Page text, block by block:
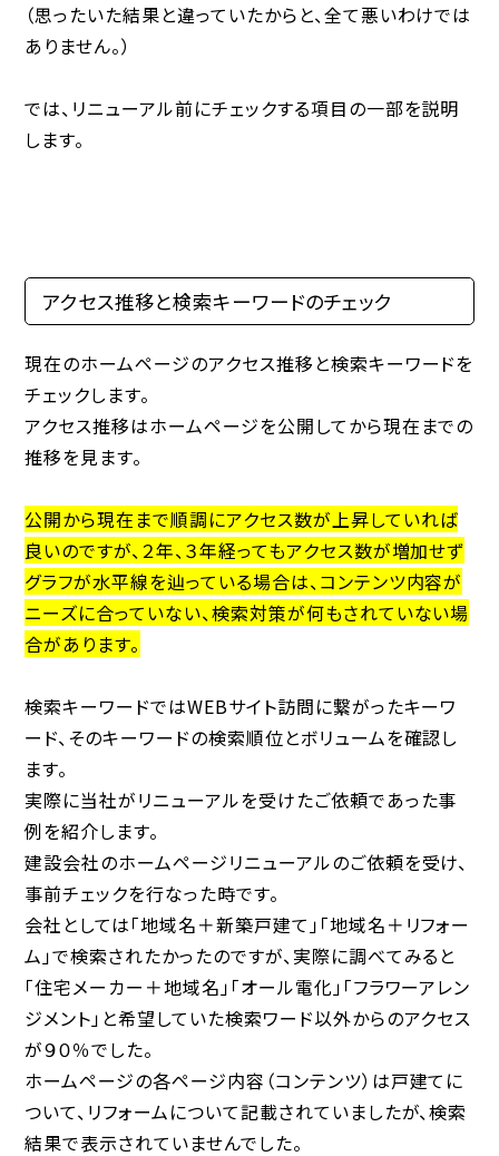
（思ったいた結果と違っていたからと、全て悪いわけでは
ありません。）
では、リニューアル前にチェックする項目の一部を説明
します。
アクセス推移と検索キーワードのチェック
現在のホームページのアクセス推移と検索キーワードを
チェックします。
アクセス推移はホームページを公開してから現在までの
推移を見ます。
公開から現在まで順調にアクセス数が上昇していれば
良いのですが、２年、３年経ってもアクセス数が増加せず
グラフが水平線を辿っている場合は、コンテンツ内容が
ニーズに合っていない、検索対策が何もされていない場
合があります。
検索キーワードではWEBサイト訪問に繋がったキーワ
ード、そのキーワードの検索順位とボリュームを確認し
ます。
実際に当社がリニューアルを受けたご依頼であった事
例を紹介します。
建設会社のホームページリニューアルのご依頼を受け、
事前チェックを行なった時です。
会社としては「地域名＋新築戸建て」「地域名＋リフォー
ム」で検索されたかったのですが、実際に調べてみると
「住宅メーカー＋地域名」「オール電化」「フラワーアレン
ジメント」と希望していた検索ワード以外からのアクセス
が９０％でした。
ホームページの各ページ内容（コンテンツ）は戸建てに
ついて、リフォームについて記載されていましたが、検索
結果で表示されていませんでした。